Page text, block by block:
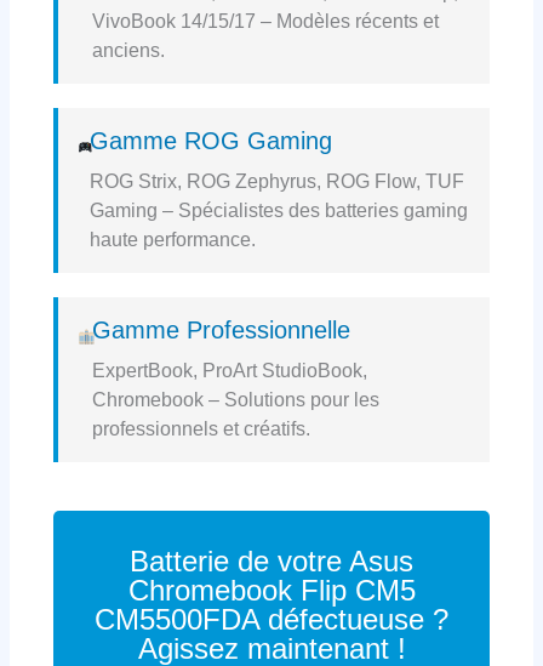
VivoBook 14/15/17 – Modèles récents et
anciens.
Gamme ROG Gaming
ROG Strix, ROG Zephyrus, ROG Flow, TUF
Gaming – Spécialistes des batteries gaming
haute performance.
Gamme Professionnelle
ExpertBook, ProArt StudioBook,
Chromebook – Solutions pour les
professionnels et créatifs.
Batterie de votre Asus
Chromebook Flip CM5
CM5500FDA défectueuse ?
Agissez maintenant !